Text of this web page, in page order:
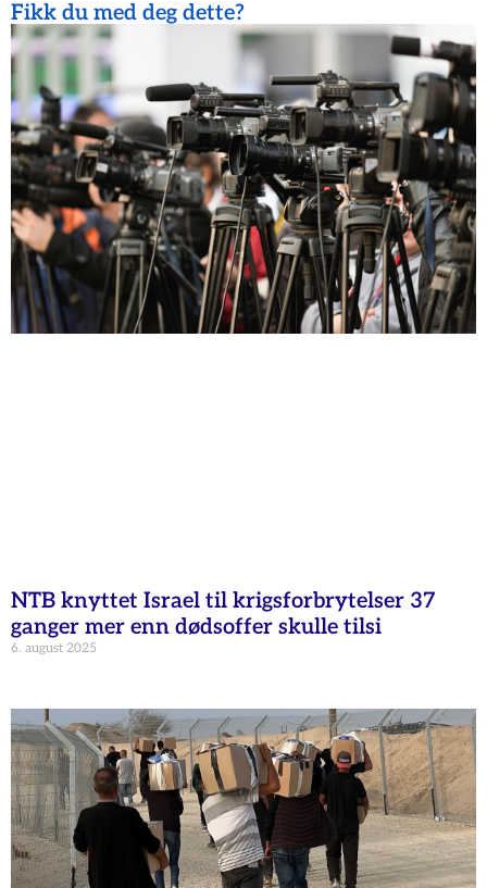
Fikk du med deg dette?
NTB knyttet Israel til krigsforbrytelser 37
ganger mer enn dødsoffer skulle tilsi
6. august 2025